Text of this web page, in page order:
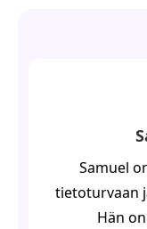
Samuel
tietoturvaan
Hän